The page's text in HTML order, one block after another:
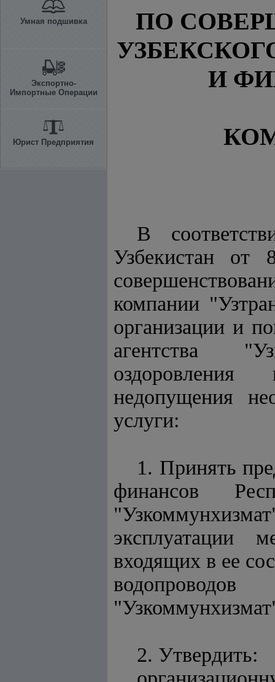
Умная подшивка
Экспортно-
Импортные Операции
Юрист Предприятия
ПО
И
В
Узбекистан
компании
организации и
агентства
оздоровления
недопущения
услуги:
1. Принять
финансов
эксплуатации
входящих в ее
2. Утвердить: